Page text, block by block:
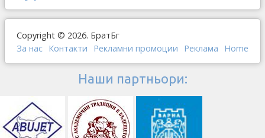
Copyright © 2026. БратБг
За нас Контакти Рекламни промоции Реклама Home
Наши партньори: